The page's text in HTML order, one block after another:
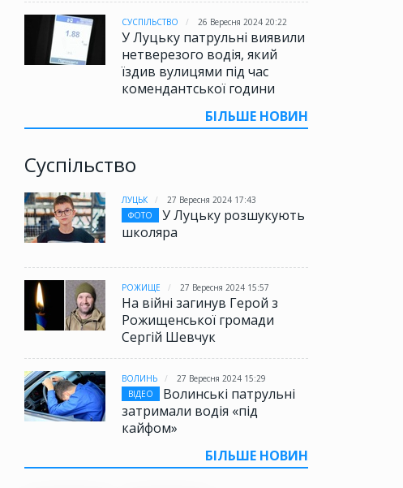
СУСПІЛЬСТВО 26 Вересня 2024 20:22
У Луцьку патрульні виявили
нетверезого водія, який
їздив вулицями під час
комендантської години
БІЛЬШЕ НОВИН
Суспільство
ЛУЦЬК
27 Вересня 2024 17:43
ФОТО
У Луцьку розшукують
школяра
РОЖИЩЕ 27 Вересня 2024 15:57
На війні загинув Герой з
Рожищенської громади
Сергій Шевчук
ВОЛИНЬ
27 Вересня 2024 15:29
ВІДЕО
Волинські патрульні
затримали водія «під
кайфом»
БІЛЬШЕ НОВИН